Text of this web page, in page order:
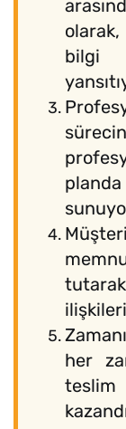
bilgi
her